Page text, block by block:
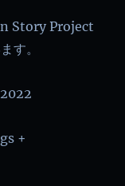
Story Project
す。
+